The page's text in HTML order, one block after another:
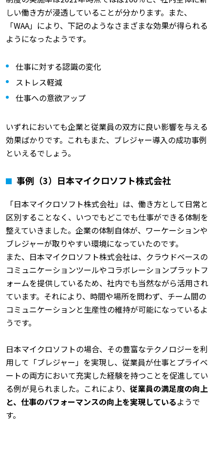
しい働き方が浸透していることが分かります。また、
「WAA」により、下記のようなさまざまな効果が得られる
ようになったようです。
仕事に対する認識の変化
ストレス軽減
仕事への意欲アップ
いずれにおいても企業と従業員の双方に良い影響を与える
効果ばかりです。これもまた、ブレジャー導入の成功事例
といえるでしょう。
事例（3）日本マイクロソフト株式会社
「日本マイクロソフト株式会社」は、働き方として日常と
区別することなく、いつでもどこでも仕事ができる体制を
整えていきました。企業の体制自体が、ワーケーションや
ブレジャーが取りやすい環境になっていたのです。
また、日本マイクロソフト株式会社は、クラウドベースの
コミュニケーションツールやコラボレーションプラットフ
ォームを提供しているため、社内でも当然ながら活用され
ています。それにより、時間や場所を問わず、チーム間の
コミュニケーションと生産性の維持が可能になっているよ
うです。
日本マイクロソフトの場合、その豊富なテクノロジーを利
用して「ブレジャー」を実現し、従業員が仕事とプライベ
ートの両方において充実した経験を持つことを促進してい
る例が見られました。これにより、 従業員の満足度の向上
と、仕事のパフォーマンスの向上を実現しているようで
す。